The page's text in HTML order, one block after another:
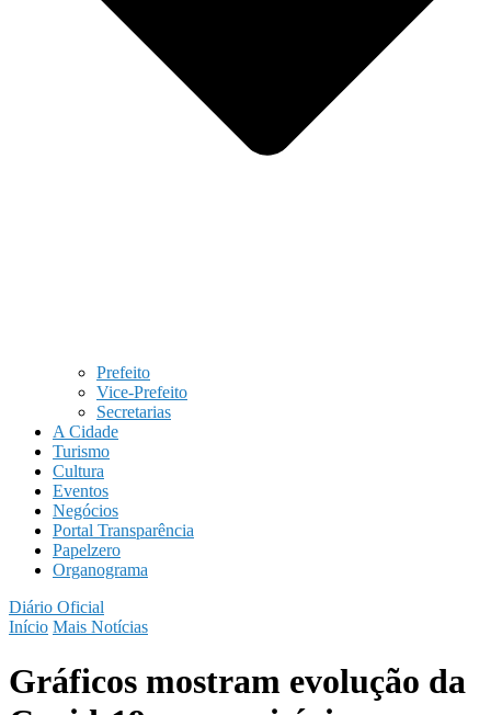
Prefeito
Vice-Prefeito
Secretarias
A Cidade
Turismo
Cultura
Eventos
Negócios
Portal Transparência
Papelzero
Organograma
Diário Oficial
Início Mais Notícias
Gráficos mostram evolução da